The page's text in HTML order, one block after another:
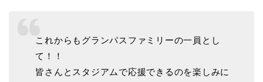
これからもグランパスファミリーの一員とし
て！！
皆さんとスタジアムで応援できるのを楽しみに